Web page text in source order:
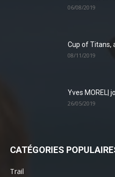
06/08/2019
Cup of Titans,
08/11/2019
Yves MOREL|
26/05/2019
CATÉGORIES
Trail